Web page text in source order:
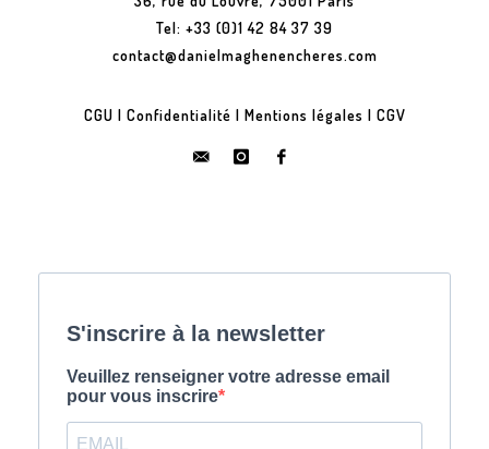
Tel: +33 (0)1 42 84 37 39
contact@danielmaghenencheres.com
CGU | Confidentialité | Mentions légales | CGV